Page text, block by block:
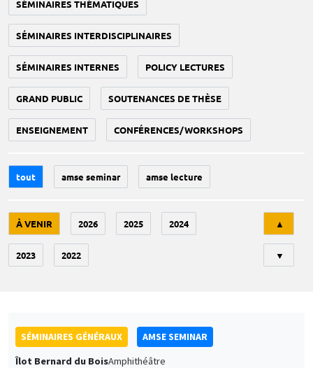
SÉMINAIRES THÉMATIQUES
SÉMINAIRES INTERDISCIPLINAIRES
SÉMINAIRES INTERNES POLICY LECTURES
GRAND PUBLIC SOUTENANCES DE THÈSE
ENSEIGNEMENT CONFÉRENCES/WORKSHOPS
tout amse seminar amse lecture
À VENIR 2026 2025 2024
2023 2022
▲
▼
SÉMINAIRES GÉNÉRAUX
AMSE SEMINAR
Îlot Bernard du BoisAmphithéâtre